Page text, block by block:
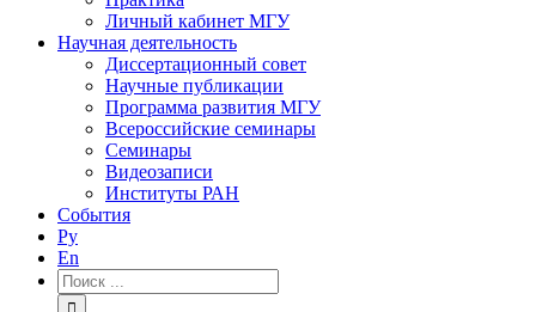
Личный кабинет МГУ
Научная деятельность
Диссертационный совет
Научные публикации
Программа развития МГУ
Всероссийские семинары
Семинары
Видеозаписи
Институты РАН
События
Ру
En
Результат
поиска: